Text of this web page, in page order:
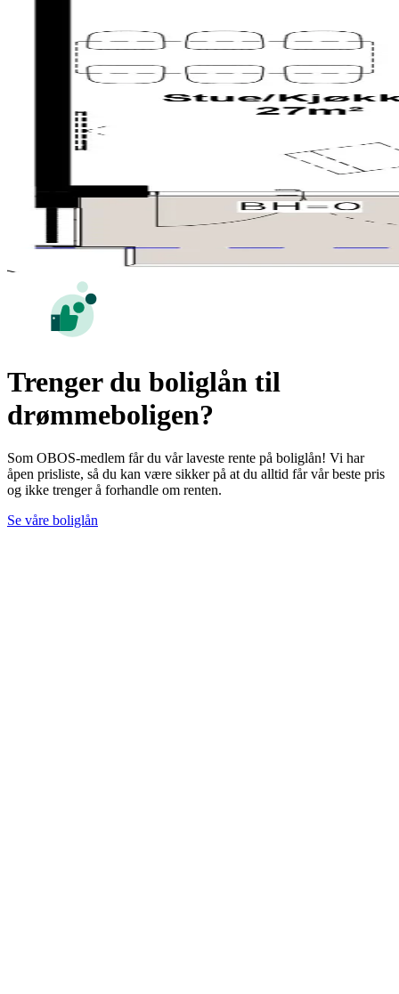
Trenger du boliglån til
drømmeboligen?
Som OBOS-medlem får du vår laveste rente på boliglån! Vi har
åpen prisliste, så du kan være sikker på at du alltid får vår beste pris
og ikke trenger å forhandle om renten.
Se våre boliglån